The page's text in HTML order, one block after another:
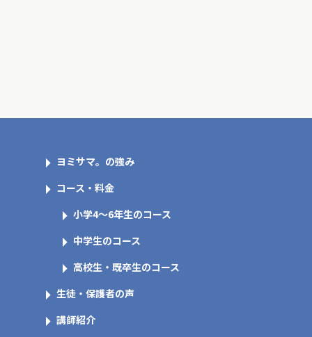
ヨミサマ。の強み
コース・料金
小学4～6年生のコース
中学生のコース
高校生・既卒生のコース
生徒・保護者の声
講師紹介